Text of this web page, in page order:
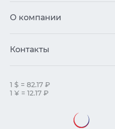
О компании
Контакты
1 $ = 82.17 ₽
1 ¥ = 12.17 ₽